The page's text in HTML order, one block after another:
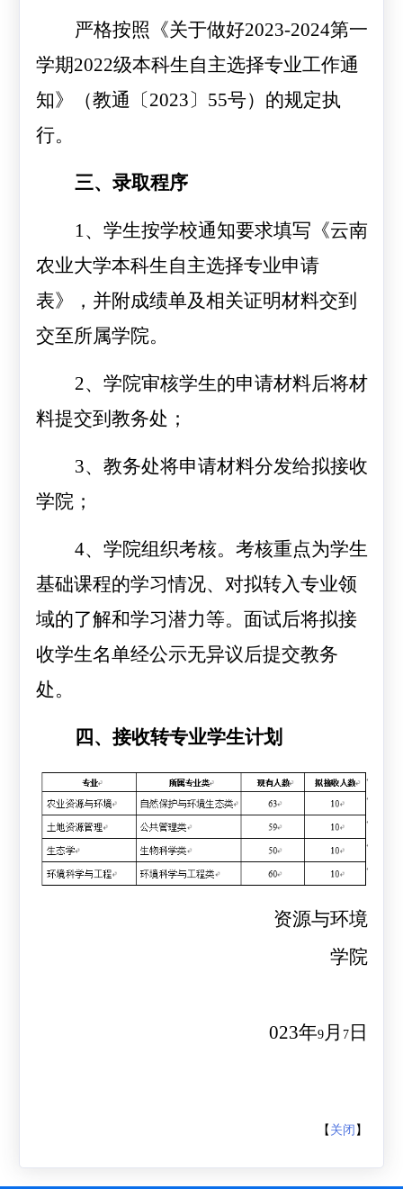
严格按照《关于做好2023-2024第一
学期2022级本科生自主选择专业工作通
知》（教通 〔2023〕55号）的规定执
行。
三、录取程序
1 、学生按学校通知要求填写《云南
农业大学本科生自主选择专业申请
表》，并附成绩单及相关证明材料交到
交至所属学院。
2、学院审核学生的申请材料后将材
料提交到教务处；
3、教务处将申请材料分发给拟接收
学院；
4、学院组织考核。考核重点为学生
基础课程的学习情况、对拟转入专业领
域的了解和学习潜力等。面试后将拟接
收学生名单经公示无异议后提交教务
处。
四、接收转专业学生计划
资源与环境
学院
023年9月 7日
【 关闭 】